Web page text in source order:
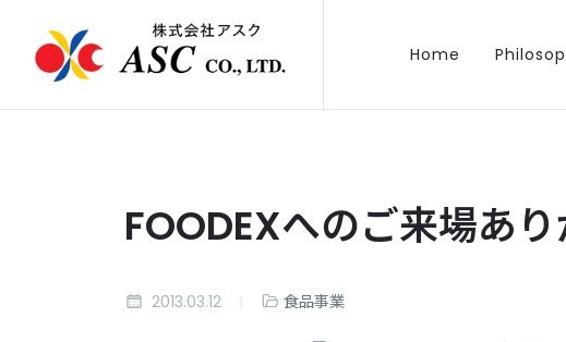
Home
FOODEXへのご来場あ
2013.03.12 食品事業